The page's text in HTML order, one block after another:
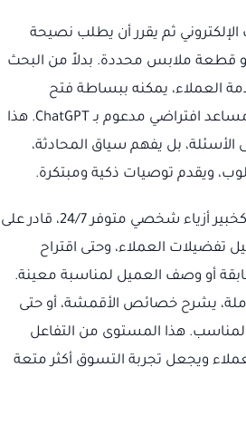
ثم يقرر أن يطلب نصيحة
قطعة ملابس محددة. بدلاً من البحث
العملاء، يمكنه ببساطة فتح
واتساب وبدء محادثة مع مساعد افتراضي مدعوم بـ ChatGPT. هذا
بل يفهم سياق المحادثة،
ويقدم توصيات ذكية ومبتكرة.
كخبير أزياء شخصي متوفر 24/7، قادر على
تفضيلات العملاء، وحتى اقتراح
أو وصف العميل لمناسبة معينة.
يشرح خصائص الأقمشة، أو حتى
هذا المستوى من التفاعل
ويجعل تجربة التسوق أكثر متعة